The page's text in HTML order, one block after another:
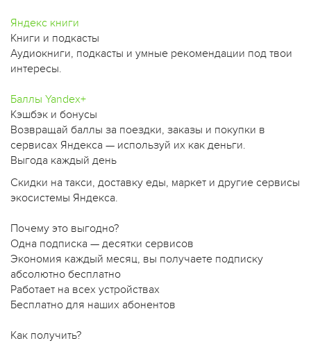
Яндекс книги
Книги и подкасты
Аудиокниги, подкасты и умные рекомендации под твои
интересы.
Баллы Yandex+
Кэшбэк и бонусы
Возвращай баллы за поездки, заказы и покупки в
сервисах Яндекса — используй их как деньги.
Выгода каждый день
Скидки на такси, доставку еды, маркет и другие сервисы
экосистемы Яндекса.
Почему это выгодно?
Одна подписка — десятки сервисов
Экономия каждый месяц, вы получаете подписку
абсолютно бесплатно
Работает на всех устройствах
Бесплатно для наших абонентов
Как получить?